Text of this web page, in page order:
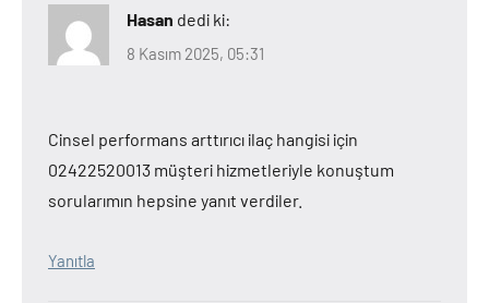
Hasan dedi ki:
8 Kasım 2025, 05:31
Cinsel performans arttırıcı ilaç hangisi için
02422520013 müşteri hizmetleriyle konuştum
sorularımın hepsine yanıt verdiler.
Yanıtla